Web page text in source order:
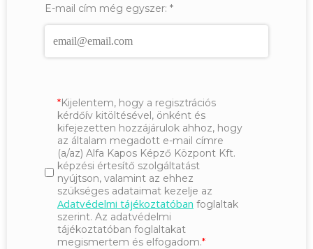
E-mail cím még egyszer: *
Kijelentem, hogy a regisztrációs
kérdőív kitöltésével, önként és
kifejezetten hozzájárulok ahhoz, hogy
az általam megadott e-mail címre
(a/az) Alfa Kapos Képző Központ Kft.
képzési értesítő szolgáltatást
nyújtson, valamint az ehhez
szükséges adataimat kezelje az
Adatvédelmi tájékoztatóban foglaltak
szerint. Az adatvédelmi
tájékoztatóban foglaltakat
megismertem és elfogadom.